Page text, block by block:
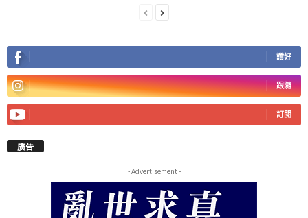
讚好
跟隨
訂閱
廣告
- Advertisement -